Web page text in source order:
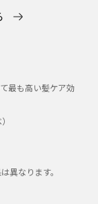
最も高い髪ケア効
異なります。